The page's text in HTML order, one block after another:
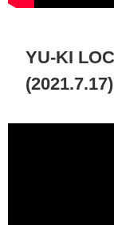
YU-KI
(2021.7.17)